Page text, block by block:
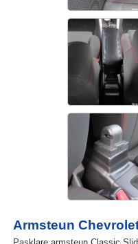
Armsteun